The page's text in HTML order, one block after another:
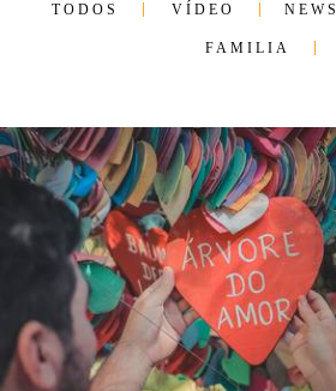
TODOS VÍDEO NEWS
FAMILIA